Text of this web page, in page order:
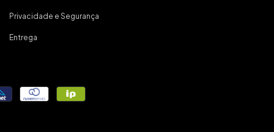
Privacidade e Segurança
Entrega